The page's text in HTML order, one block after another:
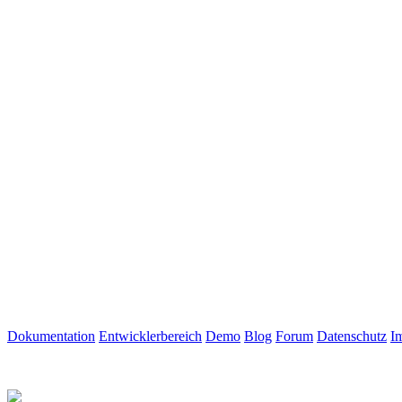
Dokumentation Entwicklerbereich Demo Blog Forum Datenschutz